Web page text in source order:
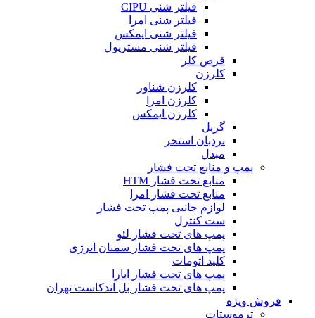
فیلتر شنی CIPU
فیلتر شنی امرا
فیلتر شنی ایمکس
فیلتر شنی مسترپول
قرص کلر
کلرزن
کلرزن شناور
کلرزن امرا
کلرزن ایمکس
گریل
نردبان استخر
مبدل
پمپ و منابع تحت فشار
منابع تحت فشار HTM‎
منابع تحت فشار امرا
لوازم جانبی پمپ تحت فشار
ست کنترل
پمپ های تحت فشار لئو
پمپ های تحت فشار سمنان انرژی
کلید اتومات
پمپ های تحت فشار ابارا
پمپ های تحت فشار بل اندکاست تهران
فروش ویژه
ترموستات